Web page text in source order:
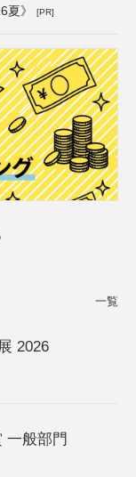
夏》 [PR]
一覧
2026
一般部門